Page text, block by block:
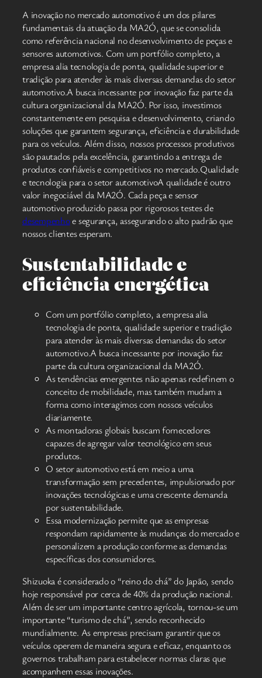
A inovação no mercado automotivo é um dos pilares
fundamentais da atuação da MA2Ó, que se consolida
como referência nacional no desenvolvimento de peças e
sensores automotivos. Com um portfólio completo, a
empresa alia tecnologia de ponta, qualidade superior e
tradição para atender às mais diversas demandas do setor
automotivo.A busca incessante por inovação faz parte da
cultura organizacional da MA2Ó. Por isso, investimos
constantemente em pesquisa e desenvolvimento, criando
soluções que garantem segurança, eficiência e durabilidade
para os veículos. Além disso, nossos processos produtivos
são pautados pela excelência, garantindo a entrega de
produtos confiáveis e competitivos no mercado.Qualidade
e tecnologia para o setor automotivoA qualidade é outro
valor inegociável da MA2Ó. Cada peça e sensor
automotivo produzido passa por rigorosos testes de
desempenhoe segurança, assegurando o alto padrão que
nossos clientes esperam.
Sustentabilidade e
eficiência energética
Com um portfólio completo, a empresa alia
tecnologia de ponta, qualidade superior e tradição
para atender às mais diversas demandas do setor
automotivo.A busca incessante por inovação faz
parte da cultura organizacional da MA2Ó.
As tendências emergentes não apenas redefinem o
conceito de mobilidade, mas também mudam a
forma como interagimos com nossos veículos
diariamente.
As montadoras globais buscam fornecedores
capazes de agregar valor tecnológico em seus
produtos.
O setor automotivo está em meio a uma
transformação sem precedentes, impulsionado por
inovações tecnológicas e uma crescente demanda
por sustentabilidade.
Essa modernização permite que as empresas
respondam rapidamente às mudanças do mercado e
personalizem a produção conforme as demandas
específicas dos consumidores.
Shizuoka é considerado o “reino do chá” do Japão, sendo
hoje responsável por cerca de 40% da produção nacional.
Além de ser um importante centro agrícola, tornou-se um
importante “turismo de chá”, sendo reconhecido
mundialmente. As empresas precisam garantir que os
veículos operem de maneira segura e eficaz, enquanto os
governos trabalham para estabelecer normas claras que
acompanhem essas inovações.